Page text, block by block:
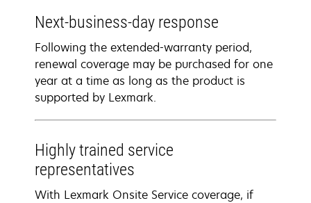
Next-business-day response
Following the extended-warranty period,
renewal coverage may be purchased for one
year at a time as long as the product is
supported by Lexmark.
Highly trained service
representatives
With Lexmark Onsite Service coverage, if